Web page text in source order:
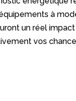
à
un réel
vos